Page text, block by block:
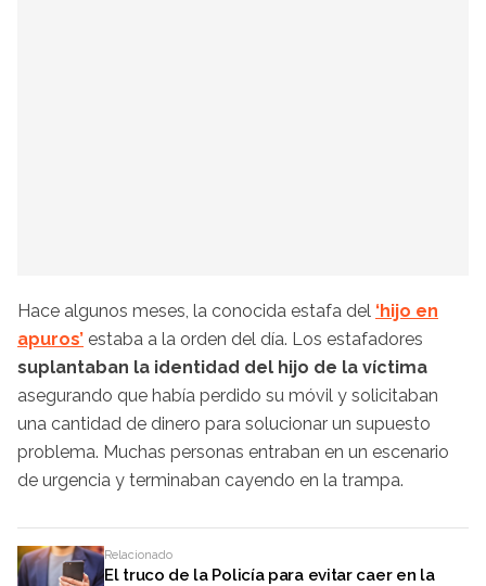
Hace algunos meses, la conocida estafa del ‘hijo en
apuros’ estaba a la orden del día. Los estafadores
suplantaban la identidad del hijo de la víctima
asegurando que había perdido su móvil y solicitaban
una cantidad de dinero para solucionar un supuesto
problema. Muchas personas entraban en un escenario
de urgencia y terminaban cayendo en la trampa.
Relacionado
El truco de la Policía para evitar caer en la